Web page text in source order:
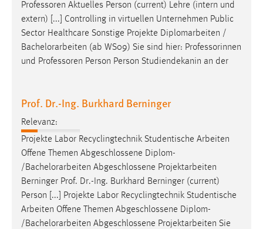
Professoren Aktuelles Person (current) Lehre (intern und
extern) [...] Controlling in virtuellen Unternehmen Public
Sector Healthcare Sonstige Projekte Diplomarbeiten /
Bachelorarbeiten (ab WS09) Sie sind hier: Professorinnen
und Professoren Person Person Studiendekanin an der
Prof. Dr.-Ing. Burkhard Berninger
Relevanz:
Projekte Labor Recyclingtechnik Studentische Arbeiten
Offene Themen Abgeschlossene Diplom-
/ Bachelorarbeiten Abgeschlossene Projektarbeiten
Berninger Prof. Dr.-Ing. Burkhard Berninger (current)
Person [...] Projekte Labor Recyclingtechnik Studentische
Arbeiten Offene Themen Abgeschlossene Diplom-
/ Bachelorarbeiten Abgeschlossene Projektarbeiten Sie